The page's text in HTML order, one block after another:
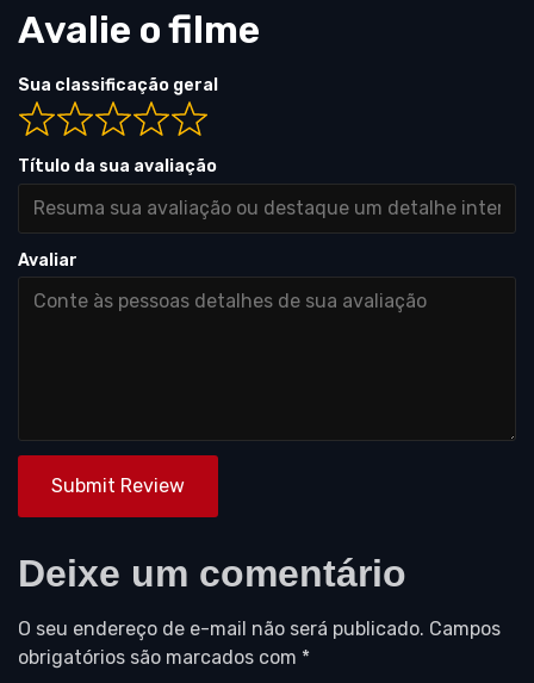
Avalie o filme
Sua classificação geral
Título da sua avaliação
Avaliar
Submit Review
Deixe um comentário
O seu endereço de e-mail não será publicado. Campos
obrigatórios são marcados com *